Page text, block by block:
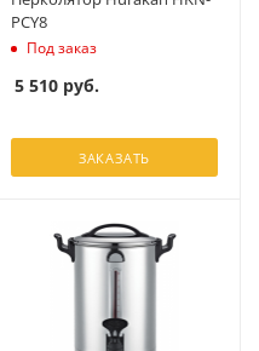
PCY8
Под заказ
5 510 руб.
ЗАКАЗАТЬ